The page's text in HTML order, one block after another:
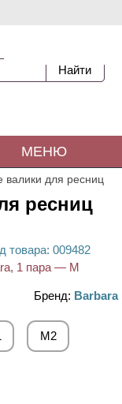
МЕНЮ
валики для ресниц
ресниц
товара: 009482
Бренд: Barbara
M2